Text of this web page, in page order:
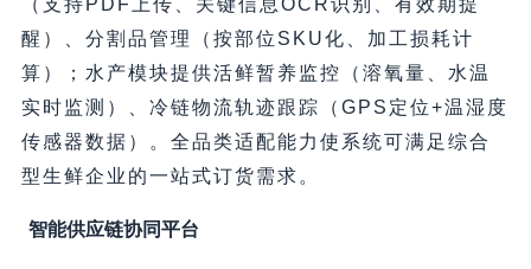
醒）、分割品管理（按部位SKU化、加工损耗计
算）；水产模块提供活鲜暂养监控（溶氧量、水温
实时监测）、冷链物流轨迹跟踪（GPS定位+温湿度
传感器数据）。全品类适配能力使系统可满足综合
型生鲜企业的一站式订货需求。
智能供应链协同平台